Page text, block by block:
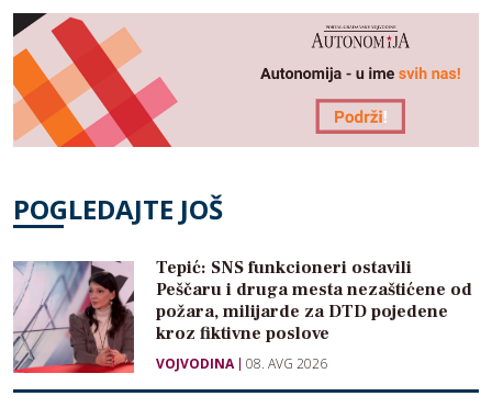
POGLEDAJTE JOŠ
Tepić: SNS funkcioneri ostavili
Peščaru i druga mesta nezaštićene od
požara, milijarde za DTD pojedene
kroz fiktivne poslove
VOJVODINA 08. AVG 2026